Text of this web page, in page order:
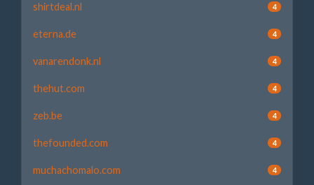
shirtdeal.nl 4
eterna.de 4
vanarendonk.nl 4
thehut.com 4
zeb.be 4
thefounded.com 4
muchachomalo.com 4